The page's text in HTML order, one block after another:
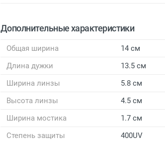
Дополнительные характеристики
Общая ширина
14 см
Длина дужки
13.5 см
Ширина линзы
5.8 см
Высота линзы
4.5 см
Ширина мостика
1.7 см
Степень защиты
400UV